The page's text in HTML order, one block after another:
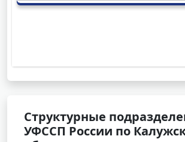
Структурные
УФССП России по